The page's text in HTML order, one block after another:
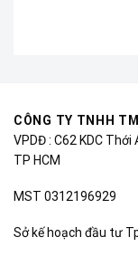
CÔNG TY TNHH
VPDĐ : C62 KDC Thới
TP HCM
MST 0312196929
Sở kế hoạch đầu tư